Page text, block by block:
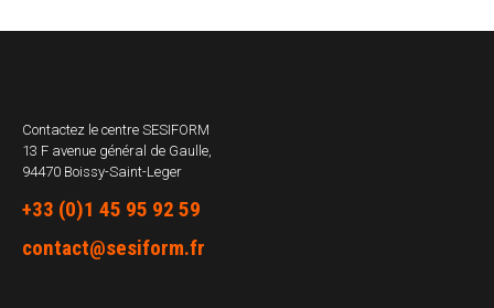
Contactez le centre SESIFORM
13 F avenue général de Gaulle,
94470 Boissy-Saint-Leger
+33 (0)1 45 95 92 59
contact@sesiform.fr